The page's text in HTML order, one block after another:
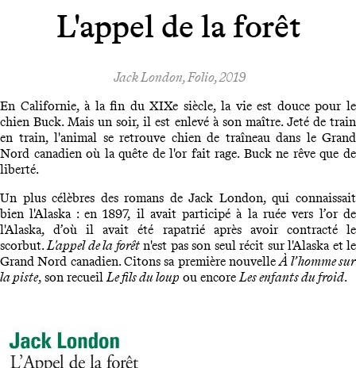
L'appel de la forêt
Jack London, Folio, 2019
En Californie, à la fin du XIXe siècle, la vie est douce pour le
chien Buck. Mais un soir, il est enlevé à son maître. Jeté de train
en train, l'animal se retrouve chien de traîneau dans le Grand
Nord canadien où la quête de l'or fait rage. Buck ne rêve que de
liberté.
Un plus célèbres des romans de Jack London, qui connaissait
bien l'Alaska : en 1897, il avait participé à la ruée vers l’or de
l'Alaska, d’où il avait été rapatrié après avoir contracté le
scorbut.L'appel de la forêtn'est pas son seul récit sur l'Alaska et le
Grand Nord canadien. Citons sa première nouvelleÀ l’homme sur
la piste, son recueil Le fils du loup ou encore Les enfants du froid.